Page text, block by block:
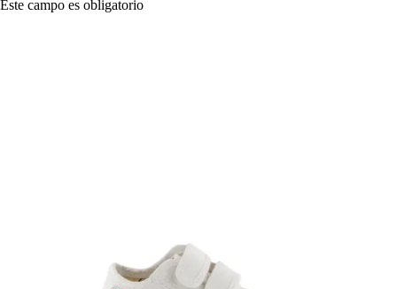
Este campo es obligatorio